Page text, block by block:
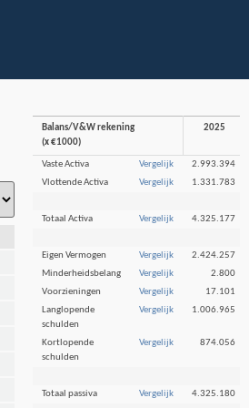
Balans/V&W rekening
(x €1000)
2025
Vaste Activa Vergelijk
2.993.394
Vlottende Activa
Vergelijk 1.331.783
Totaal Activa Vergelijk 4.325.177
Eigen Vermogen Vergelijk
2.424.257
Minderheidsbelang
Vergelijk
2.800
Voorzieningen
Vergelijk
17.101
Langlopende
schulden
Vergelijk 1.006.965
Kortlopende
schulden
Vergelijk 874.056
Totaal passiva Vergelijk 4.325.180